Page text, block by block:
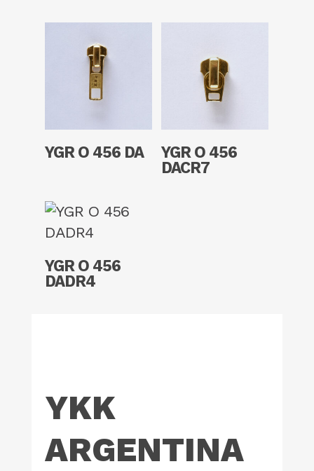
Read More
YGR O 456 DA Read More
YGR O 456
DACR7
YGR O 456
DADR4
YKK
ARGENTINA